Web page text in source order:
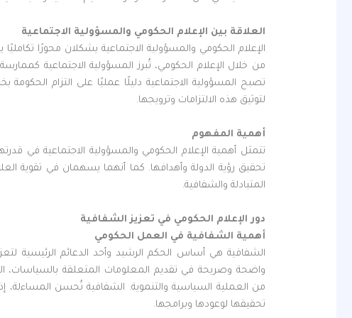
العلاقة بين الإعلام الحكومي والمسؤولية الاجتماعية
الإعلام الحكومي والمسؤولية الاجتماعية يشكلان محورًا
من خلال الإعلام الحكومي، تُبرز المسؤولية الاجتماعية
تصبح المسؤولية الاجتماعية دليلًا عمليًا على التزام
لتوثيق هذه الالتزامات وترويجها.
أهمية المفهوم
تتمثل أهمية الإعلام الحكومي والمسؤولية الاجتماعية في
تحقيق رؤية الدولة وأهدافها. كما أنهما يسهمان في تقوية
المتبادلة والشفافية.
دور الإعلام الحكومي في تعزيز الشفافية
أهمية الشفافية في العمل الحكومي
الشفافية هي أساس الحكم الرشيد وأحد الدعائم الرئيسية
واضحة وصريحة في تقديم المعلومات المتعلقة بالسياسات،
من العملية السياسية والتنموية. الشفافية تُحسن
تحقيقها لوعودها وبرامجها.